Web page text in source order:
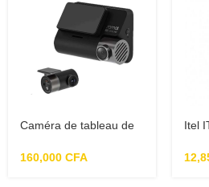
Caméra de tableau de
HD 140FOV, GPS
160,000 CFA
Itel